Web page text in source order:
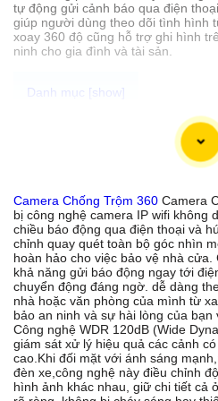
tự động gửi cảnh báo qua điện
giúp người dùng theo dõi tình hình
xoay 360 độ cũng hỗ trợ ghi hình
ninh cho gia đình và tài sản.
Camera chống trộm 360 Với tính
nét có khả năng báo động nhạy
chóng phát hiện và xử lý tình
tiết giúp quan sát một cách chính
camera báo động chống trộm 360
quay xoay linh hoạt giúp bạn theo
mà bạn muốn bảo vệ. Nét độc đáo
âm thanh 2 chiều to rõ giúp bạn có
tiếp với người ở trong khu vực
trộm 360 không chỉ mang lại chất
mức giá rẻ phù hợp với đa số
'
Camera Chống Trộm 360 Camera
bị công nghệ camera IP wifi không
chiều báo động qua điện thoại và
chỉnh quay quét toàn bộ góc nhìn
hoàn hảo cho việc bảo vệ nhà
khả năng gửi báo động ngay tới
chuyển động đáng ngờ. dễ dàng
nhà hoặc văn phòng của mình từ
bảo an ninh và sự hài lòng của bạn
Công nghệ WDR 120dB (Wide
giám sát xử lý hiệu quả các cảnh
cao.Khi đối mặt với ánh sáng
đèn xe,công nghệ này điều chỉnh
hình ảnh khác nhau, giữ chi tiết cả